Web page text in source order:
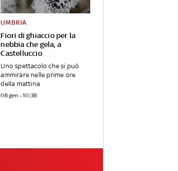
Fiori di ghiaccio per la
nebbia che gela, a
Castelluccio
UMBRIA
Uno spettacolo che si può
ammirare nelle prime ore
della mattina
08 gen - 10:38